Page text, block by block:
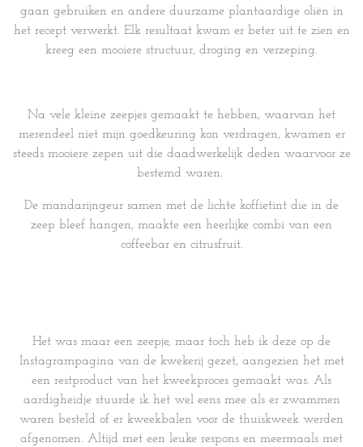
gaan gebruiken en andere duurzame plantaardige oliën in
het recept verwerkt. Elk resultaat kwam er beter uit te zien en
kreeg een mooiere structuur, droging en verzeping.
Na vele kleine zeepjes gemaakt te hebben, waarvan het
merendeel niet mijn goedkeuring kon verdragen, kwamen er
steeds mooiere zepen uit die daadwerkelijk deden waarvoor ze
bestemd waren.
De mandarijngeur samen met de lichte koffietint die in de
zeep bleef hangen, maakte een heerlijke combi van een
coffeebar en citrusfruit.
Het was maar een zeepje, maar toch heb ik deze op de
Instagrampagina van de kwekerij gezet, aangezien het met
een restproduct van het kweekproces gemaakt was. Als
aardigheidje stuurde ik het wel eens mee als er zwammen
waren besteld of er kweekbalen voor de thuiskweek werden
afgenomen. Altijd met een leuke respons en meermaals met